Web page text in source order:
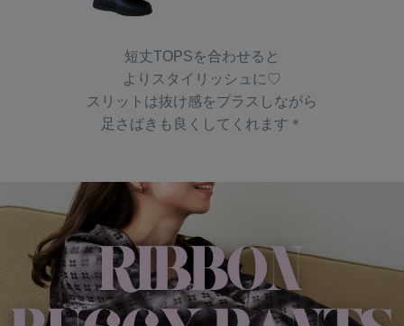
短丈TOPSを合わせると
よりスタイリッシュに♡
スリットは抜け感をプラスしながら
足さばきも良くしてくれます＊